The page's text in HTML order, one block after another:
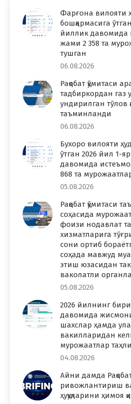
Фарғона вилояти
бошқармасига
йиллик давомида
жами 2 358 та
тушган
06.08.2026
Рақобат қўмитаси
тадбиркордан газ
ундирилган тўлов
таъминланди
06.08.2026
Бухоро вилояти
ўтган 2026 йил 1-
давомида
868 та
05.08.2026
Рақобат қўмитаси
соҳасида
фоизи нодавлат
хизматларига
сони ортиб
соҳада мавжуд
этиш юзасидан
ваколатли
05.08.2026
2026 йилнинг
давомида
шахслар ҳамда
вакилларидан
мурожаатлар
04.08.2026
Айни дамда
ривожлантириш
ҳуқуқларини ҳимоя